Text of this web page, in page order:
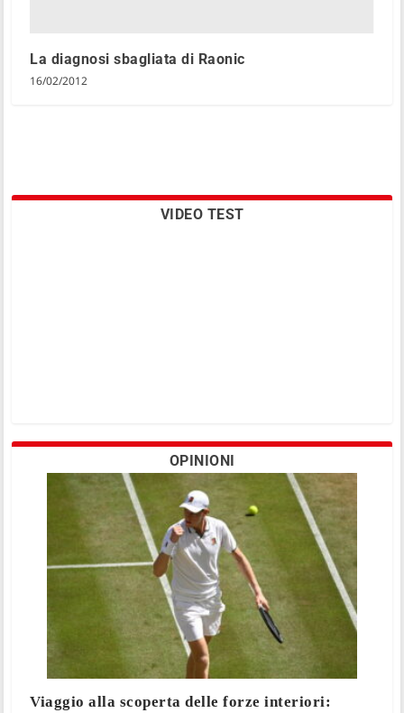
La diagnosi sbagliata di Raonic
16/02/2012
VIDEO TEST
OPINIONI
Viaggio alla scoperta delle forze interiori: